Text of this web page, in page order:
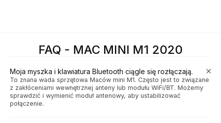
FAQ - MAC MINI M1 2020
Moja myszka i klawiatura Bluetooth ciągle się rozłączają.
To znana wada sprzętowa Maców mini M1. Często jest to związane
z zakłóceniami wewnętrznej anteny lub modułu WiFi/BT. Możemy
sprawdzić i wymienić moduł antenowy, aby ustabilizować
połączenie.